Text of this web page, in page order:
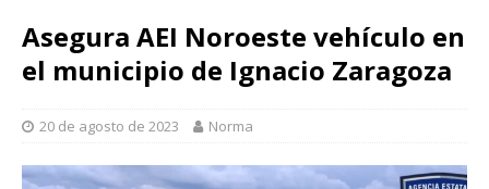
Asegura AEI Noroeste vehículo en
el municipio de Ignacio Zaragoza
20 de agosto de 2023 Norma